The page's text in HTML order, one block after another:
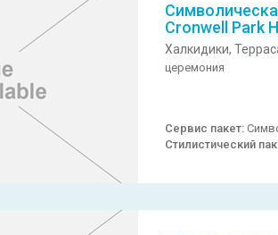
Cronwell Park
Халкидики,
церемония
Сервис пакет:
Стилистический